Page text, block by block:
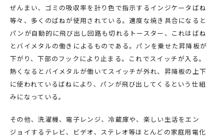
ぜんまい、ゴミの吸収率を計り色で指示するインジケータばね
等々、多くのばねが使用されている。適度な焼き具合になると
パンが自動的に飛び出し回路も切れるトースター、これはばね
とバイメタルの働きによるものである。パンを乗せた昇降板が
下がり、下部のフックにより止まる。これでスイッチが入る。
熱くなるとバイメタルが働いてスイッチが外れ、昇降板の上下
に使われているばねにより、パンが飛び出してくるという仕組
みになっている。
その他、洗濯機、電子レンジ、冷蔵庫や、楽しい生活をエン
ジョイするテレビ、ビデオ、ステレオ等ほとんどの家庭用電化